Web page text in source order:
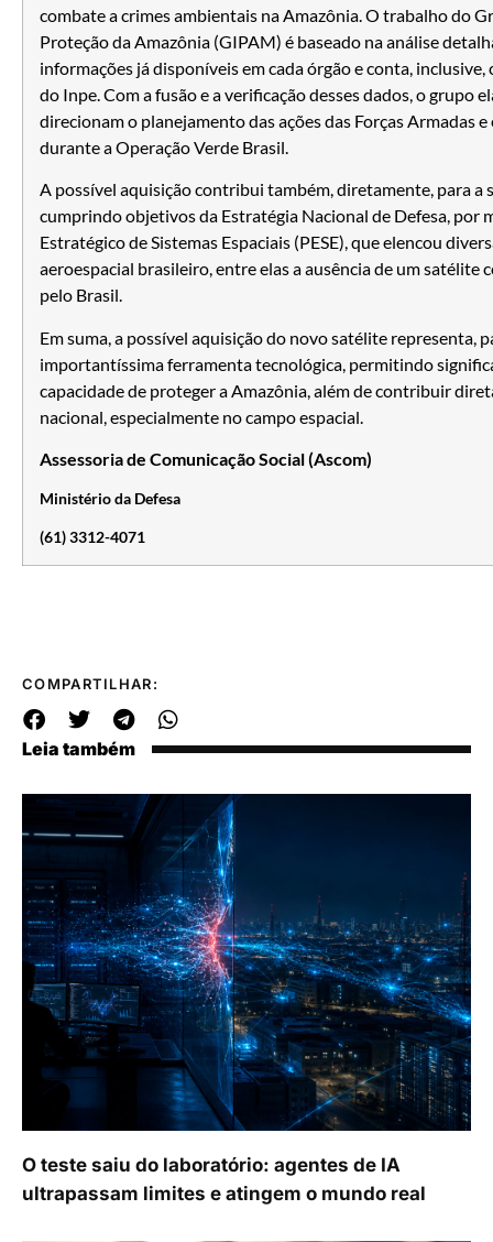
combate a crimes ambientais na Amazônia. O trabalho do
Proteção da Amazônia (GIPAM) é baseado na análise
informações já disponíveis em cada órgão e conta,
do Inpe. Com a fusão e a verificação desses dados, o grupo
direcionam o planejamento das ações das Forças Armadas
durante a Operação Verde Brasil.
A possível aquisição contribui também, diretamente, para a
cumprindo objetivos da Estratégia Nacional de Defesa, por
Estratégico de Sistemas Espaciais (PESE), que elencou
aeroespacial brasileiro, entre elas a ausência de um satélite
pelo Brasil.
Em suma, a possível aquisição do novo satélite representa,
importantíssima ferramenta tecnológica, permitindo
capacidade de proteger a Amazônia, além de contribuir
nacional, especialmente no campo espacial.
Assessoria de Comunicação Social (Ascom)
Ministério da Defesa
(61) 3312-4071
COMPARTILHAR:
Leia também
O teste saiu do laboratório: agentes de IA
ultrapassam limites e atingem o mundo real